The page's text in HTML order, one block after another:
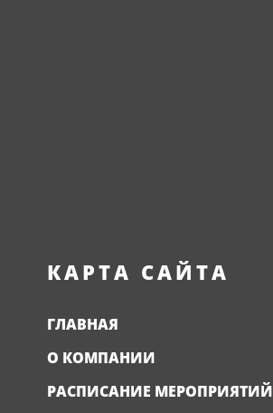
КАРТА САЙТА
ГЛАВНАЯ
О КОМПАНИИ
РАСПИСАНИЕ МЕРОПРИЯТИЙ